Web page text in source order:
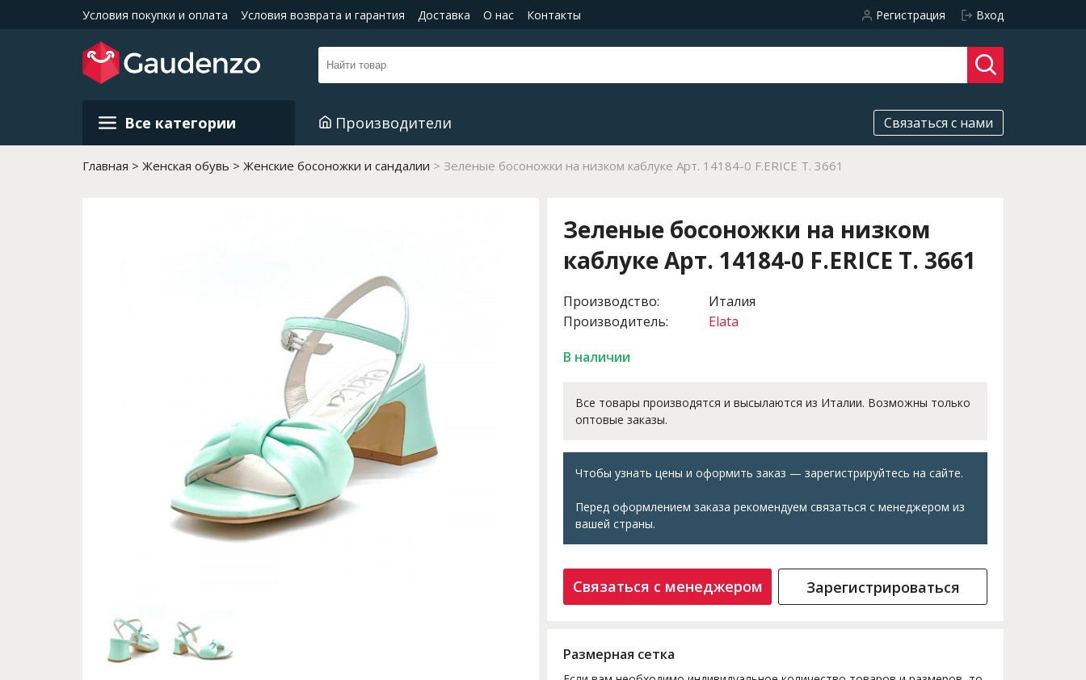
Условия покупки и оплата Условия возврата и гарантия Доставка О нас Контакты Регистрация Вход
Все категории Производители Связаться с нами
Главная Женская обувь Женские босоножки и сандалии Зеленые босоножки на низком каблуке Арт. 14184-0 F.ERICE T. 3661
Зеленые босоножки на низком
каблуке Арт. 14184-0 F.ERICE T. 3661
Производство:
Производитель:
Италия
Elata
В наличии
Все товары производятся и высылаются из Италии. Возможны только
оптовые заказы.
Чтобы узнать цены и оформить заказ — зарегистрируйтесь на сайте.
Перед оформлением заказа рекомендуем связаться с менеджером из
вашей страны.
Связаться с менеджером Зарегистрироваться
Размерная сетка